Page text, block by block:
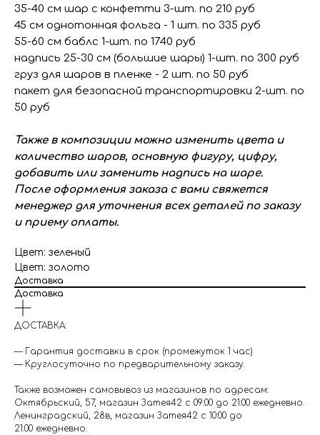
35-40 см шар с конфетти 3-шт. по 210 руб
45 см однотонная фольга - 1 шт. по 335 руб
55-60 см баблс 1-шт. по 1740 руб
надпись 25-30 см (большие шары) 1-шт. по 300 руб
груз для шаров в пленке - 2 шт. по 50 руб
пакет для безопасной транспортировки 2-шт. по
50 руб
Также в композиции можно изменить цвета и
количество шаров, основную фигуру, цифру,
добавить или заменить надпись на шаре.
После оформления заказа с вами свяжется
менеджер для уточнения всех деталей по заказу
и приему оплаты.
Цвет: зеленый
Цвет: золото
Доставка
Доставка
ДОСТАВКА:
— Гарантия доставки в срок (промежуток 1 час)
— Круглосуточно по предварительному заказу.
Также возможен самовывоз из магазинов по адресам:
Октябрьский, 57, магазин Затея42 с 09:00 до 21:00 ежедневно.
Ленинградский, 28в, магазин Затея42 с 10:00 до
21:00 ежедневно.